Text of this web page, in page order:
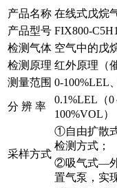
产品名称 在线式戊烷
产品型号 FIX800-
检测气体 空气中的戊
检测原理 红外原理（
测量范围 0-100%LEL
分 辨 率
0.1%LEL（0
100%VOL）
采样方式
①自由扩散
检测方式；
②吸气式—外
置气泵，实